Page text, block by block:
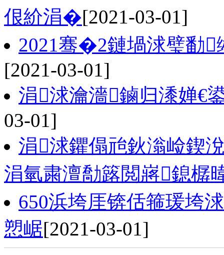
佷紒涓�[2021-03-01]
2021骞�2鏈堝浗璧勫
[2021-03-01]
涓浗瀹濇鏀归潻婵€
03-01]
涓浗鑺傝兘鈥滃崄鍥
涓氫粛澶勪簬閲嶈鎴樼
650浜垮厓锛佸箍瑗垮
愬崌[2021-03-01]